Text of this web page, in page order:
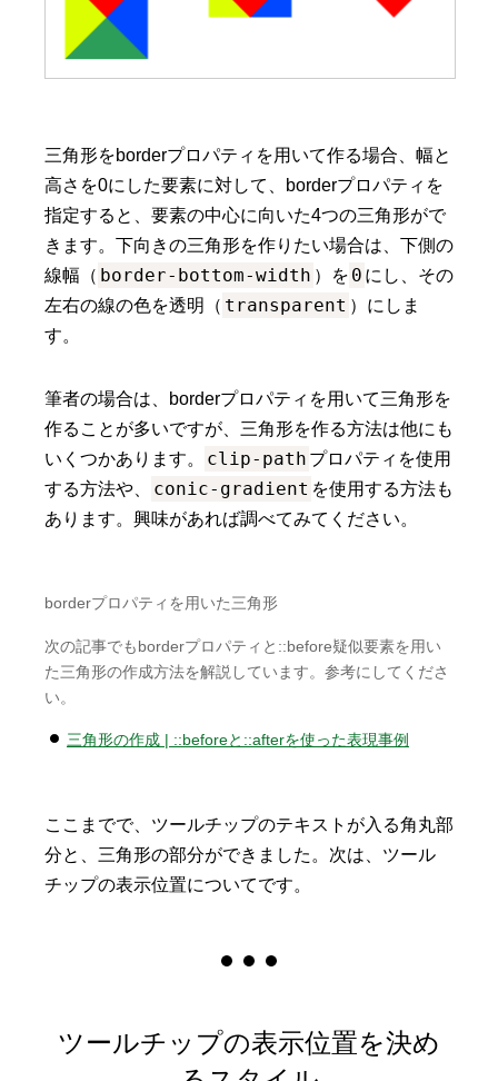
三角形をborderプロパティを用いて作る場合、幅と
高さを0にした要素に対して、borderプロパティを
指定すると、要素の中心に向いた4つの三角形がで
きます。下向きの三角形を作りたい場合は、下側の
線幅（ border-bottom-width ）を 0 にし、その
左右の線の色を透明（ transparent ）にしま
す。
筆者の場合は、borderプロパティを用いて三角形を
作ることが多いですが、三角形を作る方法は他にも
いくつかあります。
clip-path プロパティを使用
する方法や、
conic-gradient を使用する方法も
あります。興味があれば調べてみてください。
borderプロパティを用いた三角形
次の記事でもborderプロパティと::before疑似要素を用い
た三角形の作成方法を解説しています。参考にしてくださ
い。
三角形の作成 | ::beforeと::afterを使った表現事例
ここまでで、ツールチップのテキストが入る角丸部
分と、三角形の部分ができました。次は、ツール
チップの表示位置についてです。
ツールチップの表示位置を決め